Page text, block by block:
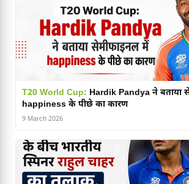
T20 World Cup: Hardik Pandya ने बताया
happiness के पीछे का कारण
9 March 2026